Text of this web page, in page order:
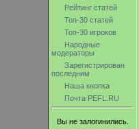
Рейтинг статей
Топ-30 статей
Топ-30 игроков
Народные
модераторы
Зарегистрирован
последним
Наша кнопка
Почта PEFL.RU
Вы не залогинились.